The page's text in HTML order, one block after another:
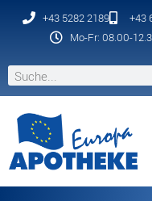
+43 5282 2189 +43
Mo-Fr: 08.00-